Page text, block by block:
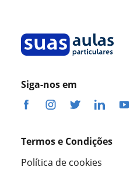
Siga-nos em
Termos e Condições
Política de cookies